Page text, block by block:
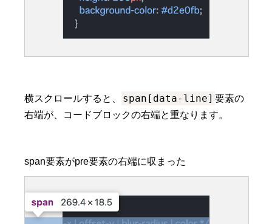
横スクロールすると、 span[data-line] 要素の
右端が、コードブロックの右端と重なります。